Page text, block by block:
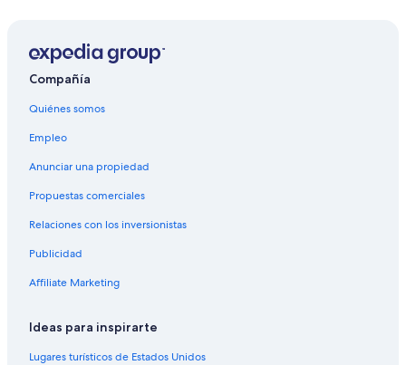
Condominios en Universal City
Apartamentos en Universal City
Hoteles de Best Western en Universal City
Hoteles todo incluido en Universal City
Hoteles de lujo en Universal City
Hoteles con estacionamiento en Universal City
Hoteles con restaurante en Universal City
Compañía
Quiénes somos
Empleo
Anunciar una propiedad
Propuestas comerciales
Relaciones con los inversionistas
Publicidad
Affiliate Marketing
Ideas para inspirarte
Lugares turísticos de Estados Unidos